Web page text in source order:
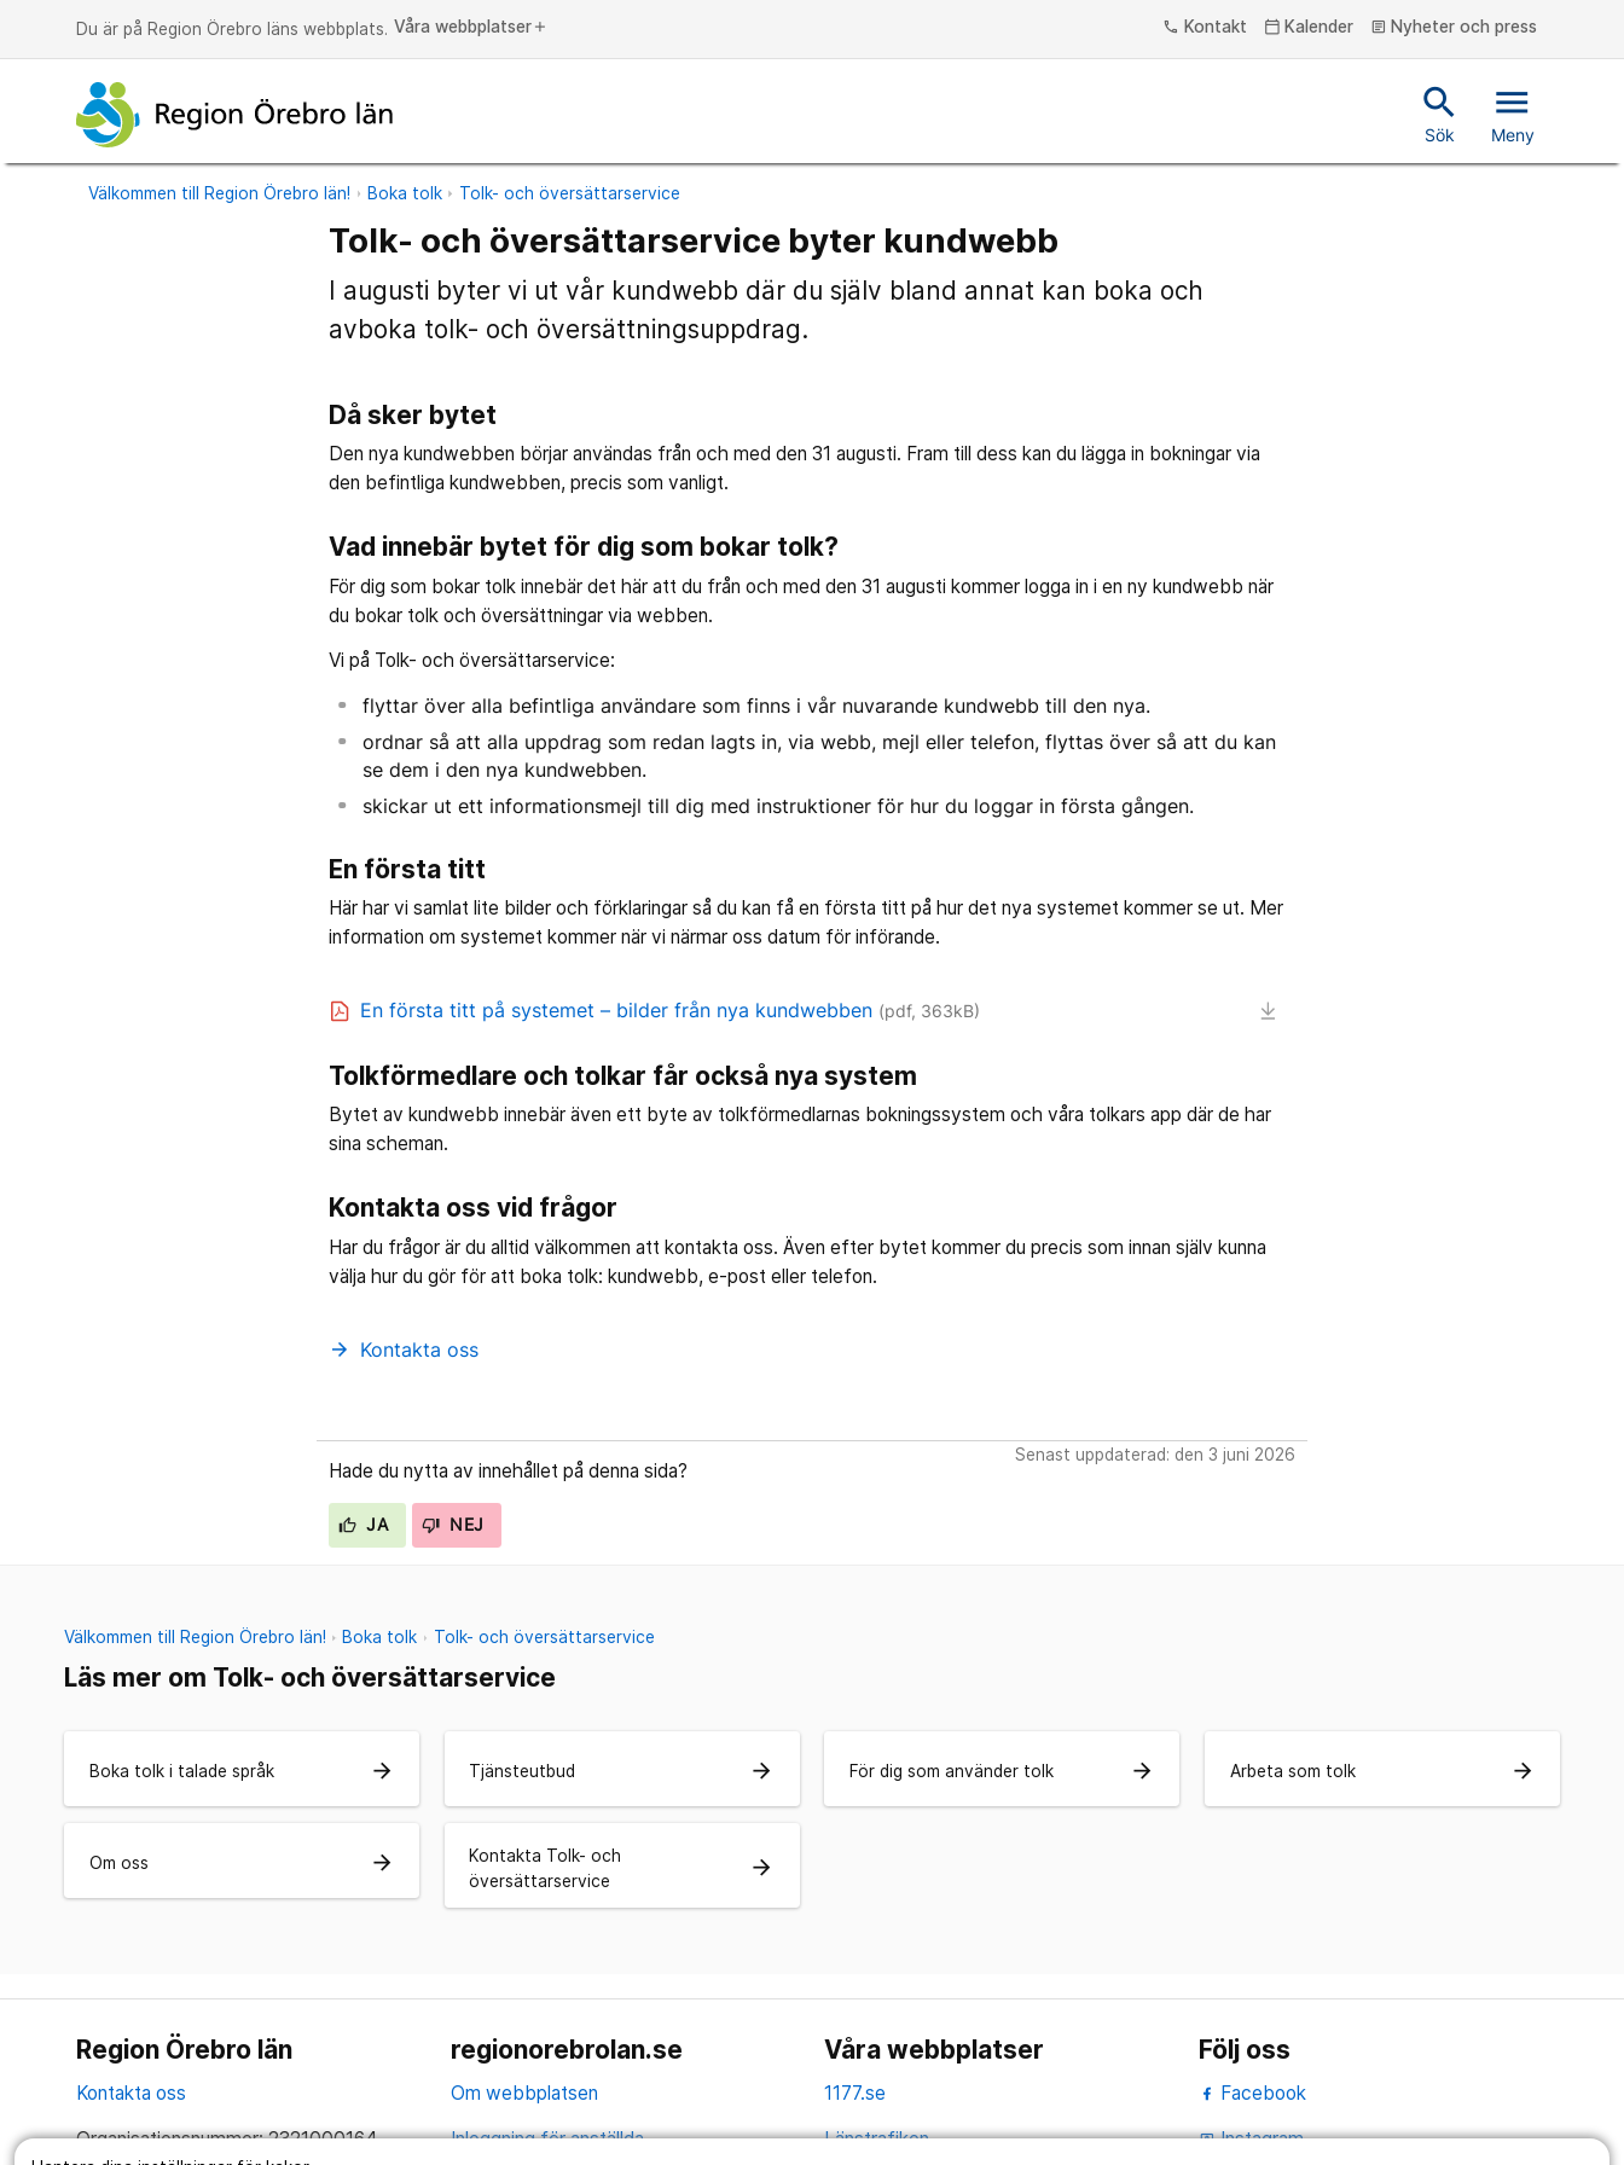
Du är på Region Örebro läns webbplats. Våra webbplatser add phone Kontakt calendar_today Kalender article Nyheter och press
search
Sök
menu
Meny
Välkommen till Region Örebro län! Boka tolk Tolk- och översättarservice
Tolk- och översättarservice byter kundwebb
I augusti byter vi ut vår kundwebb där du själv bland annat kan boka och
avboka tolk- och översättningsuppdrag.
Då sker bytet
Den nya kundwebben börjar användas från och med den 31 augusti. Fram till dess kan du lägga in bokningar via
den befintliga kundwebben, precis som vanligt.
Vad innebär bytet för dig som bokar tolk?
För dig som bokar tolk innebär det här att du från och med den 31 augusti kommer logga in i en ny kundwebb när
du bokar tolk och översättningar via webben.
Vi på Tolk- och översättarservice:
flyttar över alla befintliga användare som finns i vår nuvarande kundwebb till den nya.
ordnar så att alla uppdrag som redan lagts in, via webb, mejl eller telefon, flyttas över så att du kan
se dem i den nya kundwebben.
skickar ut ett informationsmejl till dig med instruktioner för hur du loggar in första gången.
En första titt
Här har vi samlat lite bilder och förklaringar så du kan få en första titt på hur det nya systemet kommer se ut. Mer
information om systemet kommer när vi närmar oss datum för införande.
En första titt på systemet – bilder från nya kundwebben (pdf, 363kB)
Tolkförmedlare och tolkar får också nya system
Bytet av kundwebb innebär även ett byte av tolkförmedlarnas bokningssystem och våra tolkars app där de har
sina scheman.
Kontakta oss vid frågor
Har du frågor är du alltid välkommen att kontakta oss. Även efter bytet kommer du precis som innan själv kunna
välja hur du gör för att boka tolk: kundwebb, e-post eller telefon.
arrow_forward Kontakta oss
Hade du nytta av innehållet på denna sida?
JA NEJ
Senast uppdaterad: den 3 juni 2026
Välkommen till Region Örebro län! Boka tolk Tolk- och översättarservice
Läs mer om Tolk- och översättarservice
Boka tolk i talade språk arrow_forward Tjänsteutbud arrow_forward För dig som använder tolk arrow_forward Arbeta som tolk arrow_forward
Om oss arrow_forward
Kontakta Tolk- och
översättarservice
arrow_forward
Region Örebro län
Kontakta oss
Organisationsnummer: 2321000164
regionorebrolan.se
Om webbplatsen
Inloggning för anställda
Våra webbplatser
1177.se
Länstrafiken
Följ oss
Facebook
portraitInstagram